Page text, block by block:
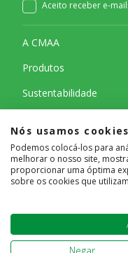
A CMAA
Produtos
Sustentabilidade
Carreiras
Investidores
Aceito receber e-
Nós usamos cookies
Podemos colocá-los para
melhorar o nosso site,
proporcionar uma óptima
sobre os cookies que